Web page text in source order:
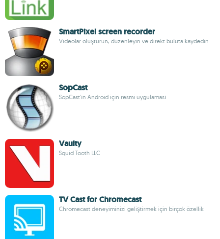
SmartPixel screen recorder
Videolar oluşturun, düzenleyin ve direkt buluta kaydedin
SopCast
SopCast'ın Android için resmi uygulaması
Vaulty
Squid Tooth LLC
TV Cast for Chromecast
Chromecast deneyiminizi geliştirmek için birçok özellik